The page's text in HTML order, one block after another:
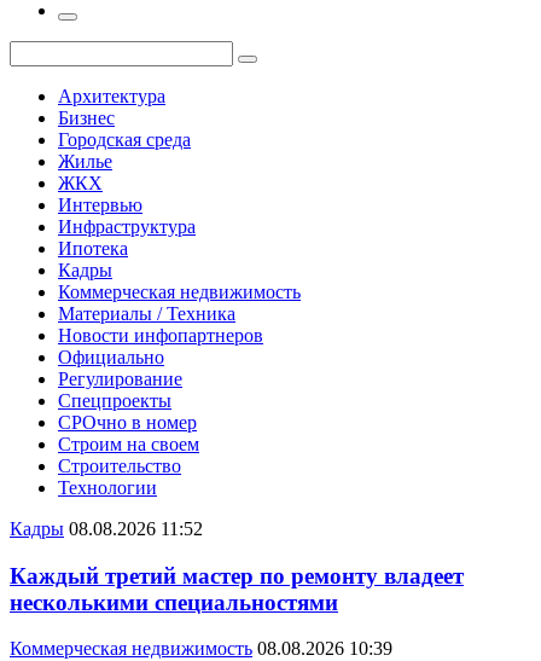
Архитектура
Бизнес
Городская среда
Жилье
ЖКХ
Интервью
Инфраструктура
Ипотека
Кадры
Коммерческая недвижимость
Материалы / Техника
Новости инфопартнеров
Официально
Регулирование
Спецпроекты
СРОчно в номер
Строим на своем
Строительство
Технологии
Кадры 08.08.2026 11:52
Каждый третий мастер по ремонту владеет
несколькими специальностями
Коммерческая недвижимость 08.08.2026 10:39